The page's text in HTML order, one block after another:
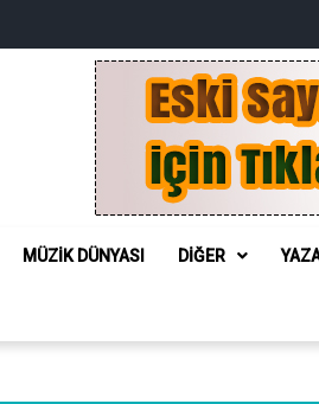
MÜZIK DÜNYASI DIĞER